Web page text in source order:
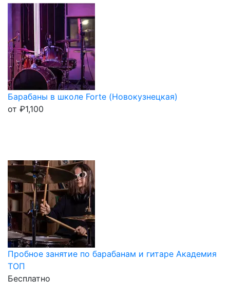
Барабаны в школе Forte (Новокузнецкая)
от ₽1,100
Пробное занятие по барабанам и гитаре Академия
ТОП
Бесплатно